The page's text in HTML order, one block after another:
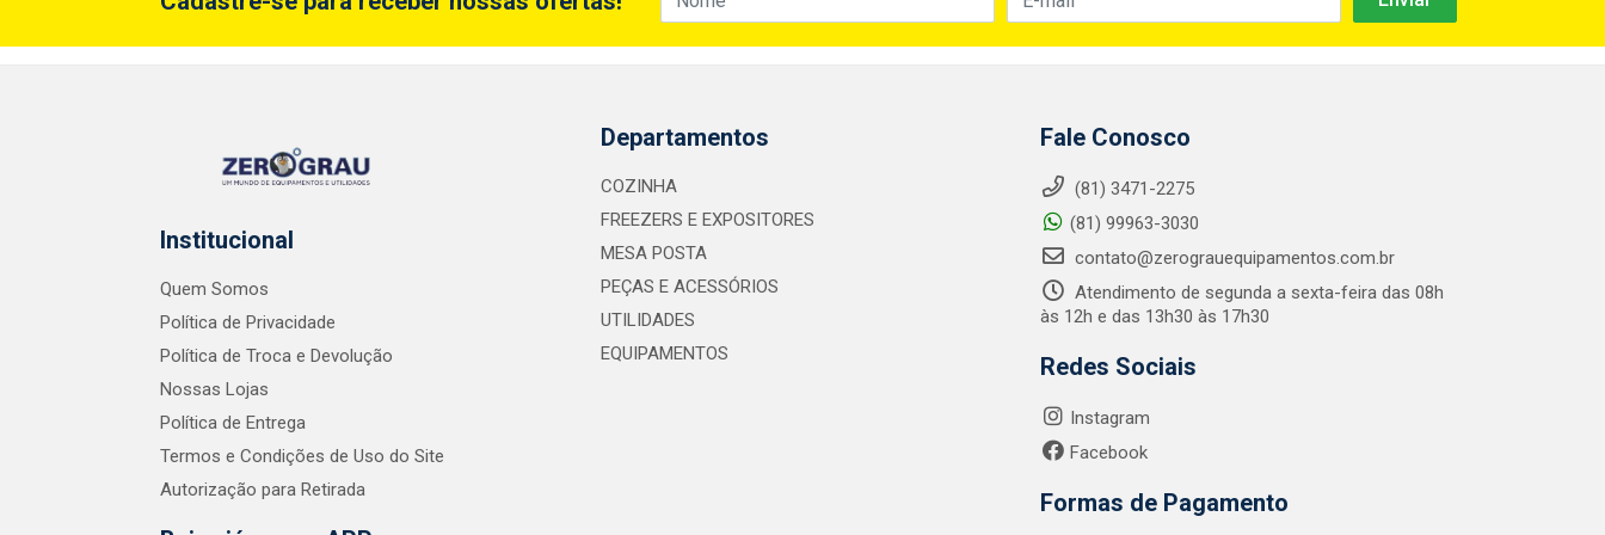
Institucional
Quem Somos
Política de Privacidade
Política de Troca e Devolução
Nossas Lojas
Política de Entrega
Termos e Condições de Uso do Site
Autorização para Retirada
Departamentos
COZINHA
FREEZERS E EXPOSITORES
MESA POSTA
PEÇAS E ACESSÓRIOS
UTILIDADES
EQUIPAMENTOS
Fale Conosco
(81) 3471-2275
(81) 99963-3030
contato@zerograuequipamentos.com.br
Atendimento de segunda a sexta-feira das 08h
às 12h e das 13h30 às 17h30
Redes Sociais
Instagram
Facebook
Formas de Pagamento